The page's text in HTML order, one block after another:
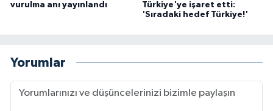
vurulma anı yayınlandı
Türkiye'ye işaret etti:
'Sıradaki hedef Türkiye!'
Yorumlar